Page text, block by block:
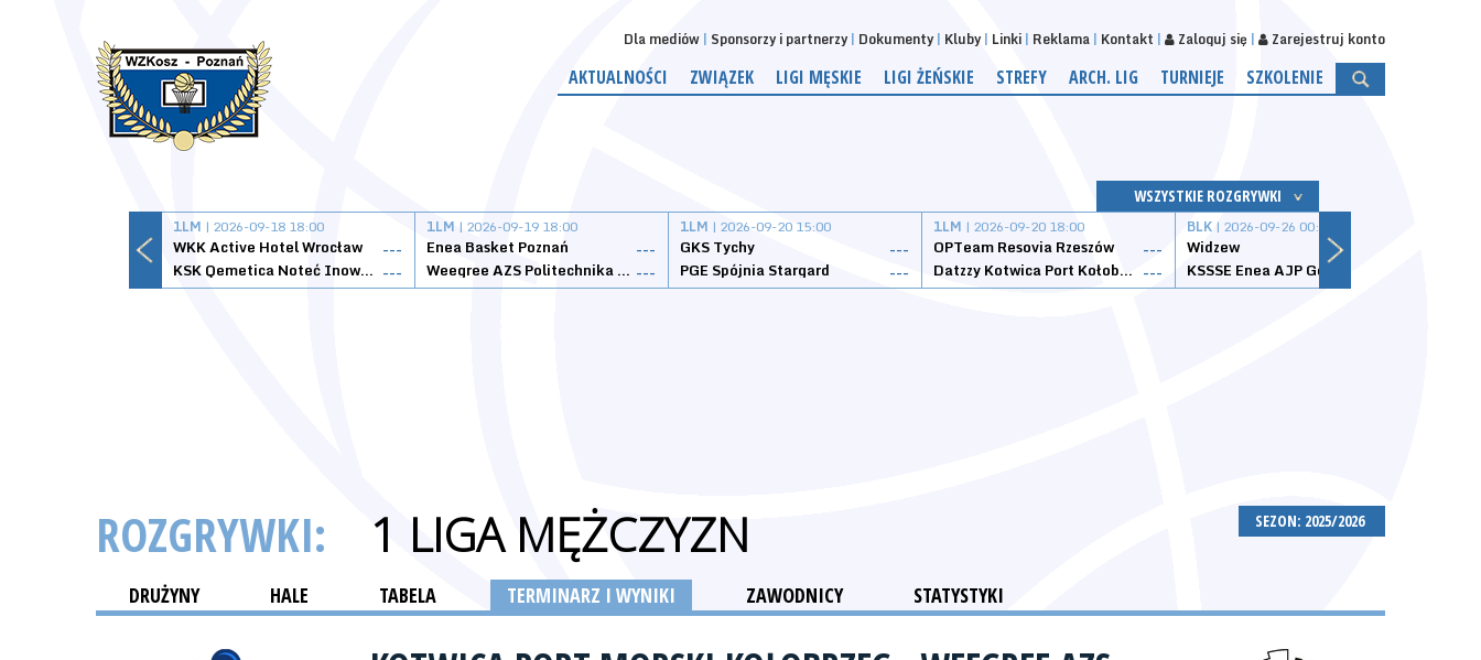
Dla mediów Sponsorzy i partnerzy Dokumenty Kluby Linki Reklama Kontakt Zaloguj się Zarejestruj konto
AKTUALNOŚCI ZWIĄZEK LIGI MĘSKIE LIGI ŻEŃSKIE STREFY ARCH. LIG TURNIEJE SZKOLENIE
WSZYSTKIE ROZGRYWKI
1LM | 2026-09-18 18:00
WKK Active Hotel Wrocław
---
KSK Qemetica Noteć Inowrocław ---
1LM | 2026-09-19 18:00
Enea Basket Poznań
---
Weegree AZS Politechnika Opolska ---
1LM | 2026-09-20 15:00
GKS Tychy
---
PGE Spójnia Stargard
---
1LM | 2026-09-20 18:00
OPTeam Resovia Rzeszów
---
Datzzy Kotwica Port Kołobrzeg ---
BLK | 2026-09-26 00:00
Widzew
SEZON: 2025/2026
ROZGRYWKI: 1 LIGA MĘŻCZYZN
DRUŻYNY HALE TABELA TERMINARZ I WYNIKI ZAWODNICY STATYSTYKI